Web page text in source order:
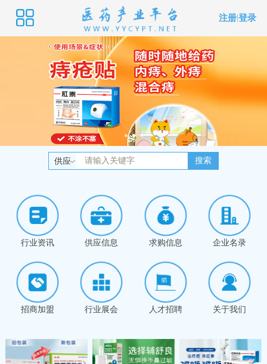
注册 |登录
供应 搜索
行业资讯 供应信息 求购信息 企业名录
招商加盟 行业展会 人才招聘 关于我们